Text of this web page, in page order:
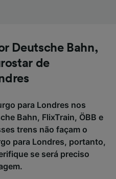
Deutsche Bahn,
de
para Londres nos
Bahn, FlixTrain, ÖBB e
trens não façam o
para Londres, portanto,
se será preciso